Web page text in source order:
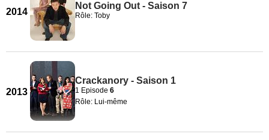
2014
Not Going Out - Saison 7
Rôle: Toby
2013
Crackanory - Saison 1
1 Episode 6
Rôle: Lui-même